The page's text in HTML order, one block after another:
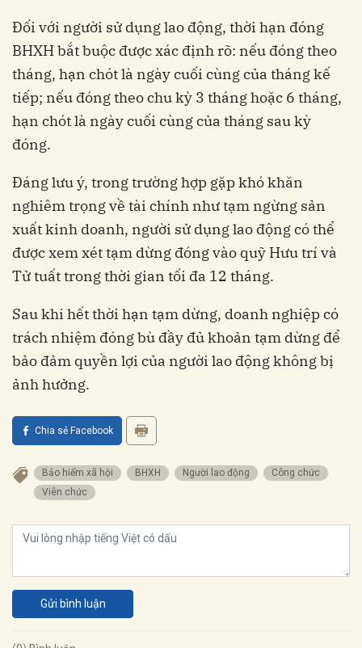
Đối với người sử dụng lao động, thời hạn đóng
BHXH bắt buộc được xác định rõ: nếu đóng theo
tháng, hạn chót là ngày cuối cùng của tháng kế
tiếp; nếu đóng theo chu kỳ 3 tháng hoặc 6 tháng,
hạn chót là ngày cuối cùng của tháng sau kỳ
đóng.
Đáng lưu ý, trong trường hợp gặp khó khăn
nghiêm trọng về tài chính như tạm ngừng sản
xuất kinh doanh, người sử dụng lao động có thể
được xem xét tạm dừng đóng vào quỹ Hưu trí và
Tử tuất trong thời gian tối đa 12 tháng.
Sau khi hết thời hạn tạm dừng, doanh nghiệp có
trách nhiệm đóng bù đầy đủ khoản tạm dừng để
bảo đảm quyền lợi của người lao động không bị
ảnh hưởng.
Chia sẻ Facebook
Bảo hiểm xã hội BHXH Người lao động
Công chức
Viên chức
Gửi bình luận